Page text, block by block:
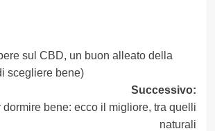
sul CBD, un buon alleato della
scegliere bene)
Successivo:
dormire bene: ecco il migliore, tra quelli
naturali